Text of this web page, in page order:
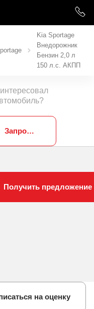
Kia Sportage
Внедорожник
Бензин 2,0 л
150 л.с. АКПП
Запросить фотографии
Получить предложение
на оценку